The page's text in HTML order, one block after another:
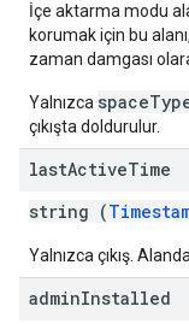
İçe aktarma modu
korumak için bu
zaman damgası
Yalnızca
çıkışta doldurulur.
lastActiveTime
string (
Yalnızca çıkış.
adminInstalled